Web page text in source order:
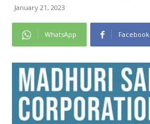
January 21, 2023
WhatsApp Facebook